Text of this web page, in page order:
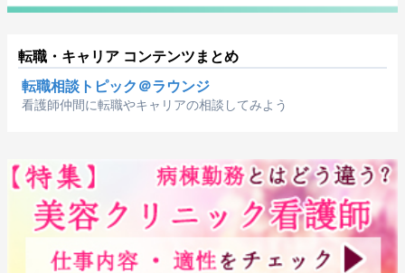
転職・キャリア コンテンツまとめ
転職相談トピック＠ラウンジ
看護師仲間に転職やキャリアの相談してみよう